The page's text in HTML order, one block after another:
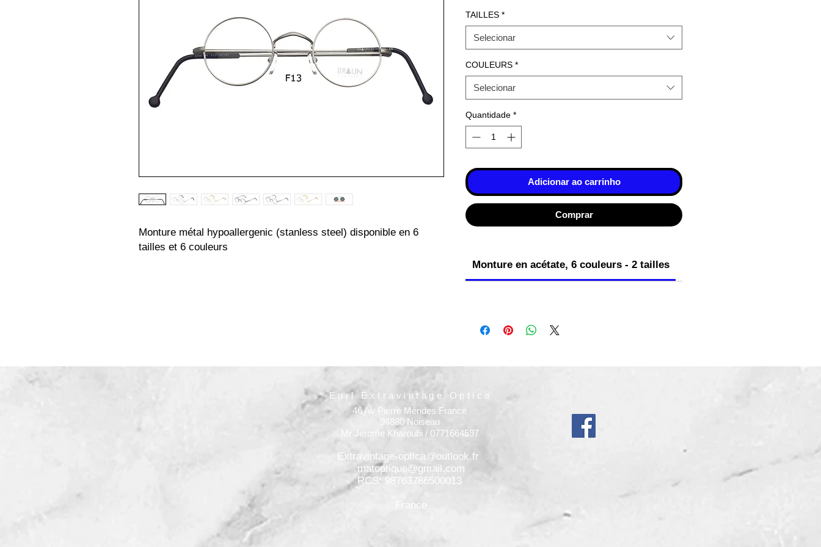
Monture métal hypoallergenic (stanless steel) disponible en 6
tailles et 6 couleurs
TAILLES *
Selecionar
COULEURS *
Selecionar
Quantidade *
Adicionar ao carrinho
Comprar
Monture en acétate, 6 couleurs - 2 tailles
Eurl Extravintage Optica
46 Av Pierre Mendes France
94880 Noiseau
Mr Jérome Kharoubi / 0771664597
Extravintage-optica@outlook.fr
matoptique@gmail.com
RCS: 98763786500013
France